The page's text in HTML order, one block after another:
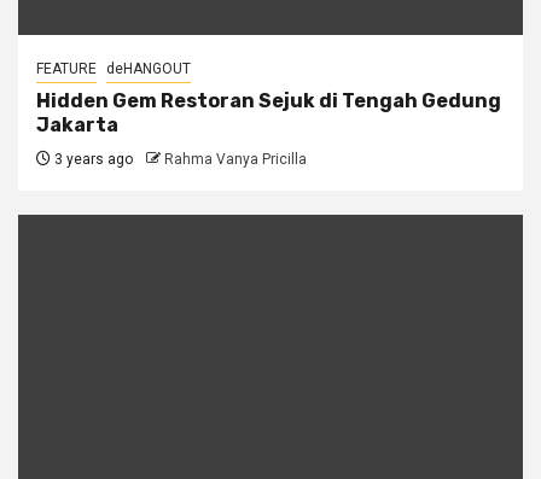
FEATURE deHANGOUT
Hidden Gem Restoran Sejuk di Tengah Gedung
Jakarta
3 years ago Rahma Vanya Pricilla